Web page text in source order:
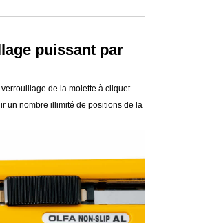
puissant par
verrouillage de la molette à cliquet
un nombre illimité de positions de la